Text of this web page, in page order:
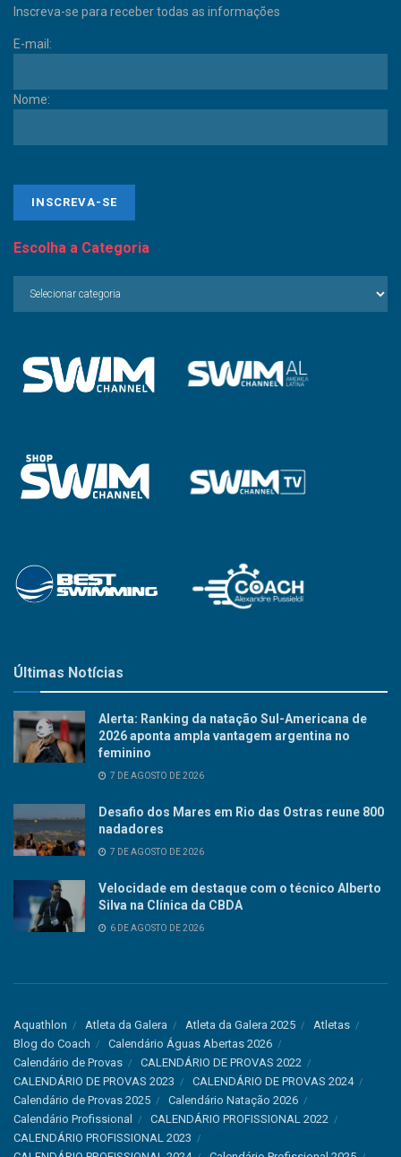
Inscreva-se para receber todas as informações
E-mail:
Nome:
Escolha a Categoria
Últimas Notícias
Alerta: Ranking da natação Sul-Americana de
2026 aponta ampla vantagem argentina no
feminino
7 DE AGOSTO DE 2026
Desafio dos Mares em Rio das Ostras reune 800
nadadores
7 DE AGOSTO DE 2026
Velocidade em destaque com o técnico Alberto
Silva na Clínica da CBDA
6 DE AGOSTO DE 2026
Aquathlon Atleta da Galera Atleta da Galera 2025
Atletas
Blog do Coach
Calendário Águas Abertas 2026
Calendário de Provas
CALENDÁRIO DE PROVAS 2022
CALENDÁRIO DE PROVAS 2023
CALENDÁRIO DE PROVAS 2024
Calendário de Provas 2025
Calendário Natação 2026
Calendário Profissional
CALENDÁRIO PROFISSIONAL 2022
CALENDÁRIO PROFISSIONAL 2023